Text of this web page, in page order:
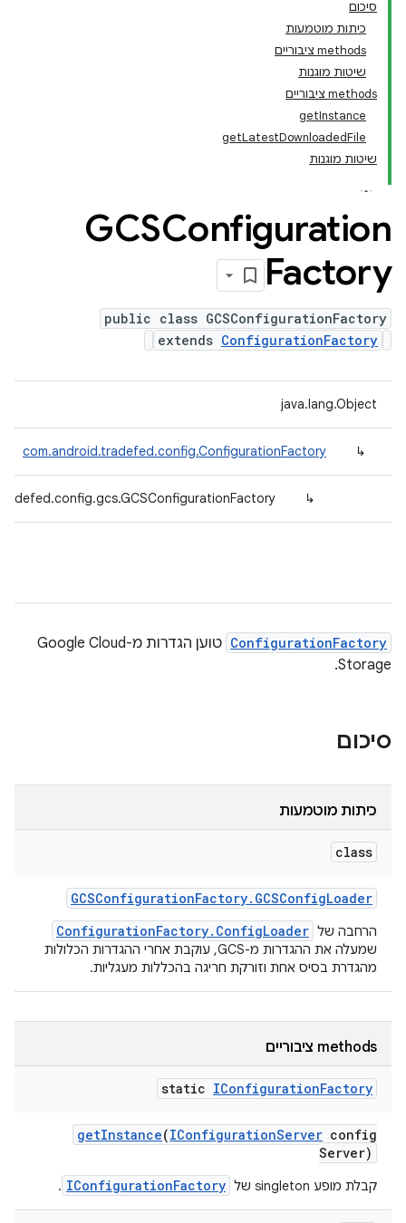
סיכום
כיתות מוטמעות
‫methods ציבוריים
שיטות מוגנות
‫methods ציבוריים
getInstance
getLatestDownloadedFile
שיטות מוגנות
GCSConfiguration
Factory
public class GCSConfigurationFactory
extends ConfigurationFactory
java.lang.Object
↳
com.android.tradefed.config.ConfigurationFactory
↳
ConfigurationFactory
טוען הגדרות מ-Google Cloud
Storage.
סיכום
כיתות מוטמעות
class
GCSConfigurationFactory. GCSConfigLoader
הרחבה של ConfigurationFactory.ConfigLoader
שמעלה את ההגדרות מ-GCS, עוקבת אחרי ההגדרות הכלולות
מהגדרת בסיס אחת וזורקת חריגה בהכללות מעגליות.
‫methods ציבוריים
static IConfigurationFactory
getInstance(IConfigurationServer config
Server)
קבלת מופע singleton של IConfigurationFactory
.